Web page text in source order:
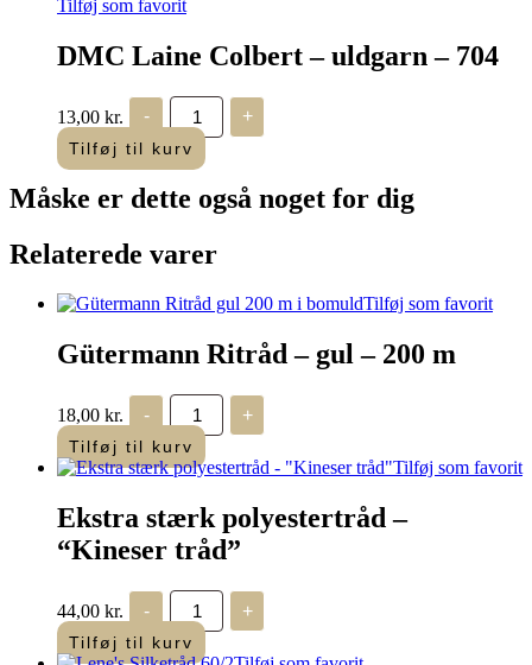
Tilføj som favorit
DMC Laine Colbert – uldgarn – 704
13,00 kr. -
DMC
Laine
Colbert
-
-
+
Tilføj til kurv
Måske er dette også noget for dig
Relaterede varer
Tilføj som favorit
Gütermann Ritråd – gul – 200 m
18,00 kr. -
Gütermann
Ritråd
-
gul
-
m
antal
+
Tilføj til kurv
Tilføj som favorit
Ekstra stærk polyestertråd –
“Kineser tråd”
44,00 kr. -
Ekstra
stærk
polyestertråd
-
+
Tilføj til kurv